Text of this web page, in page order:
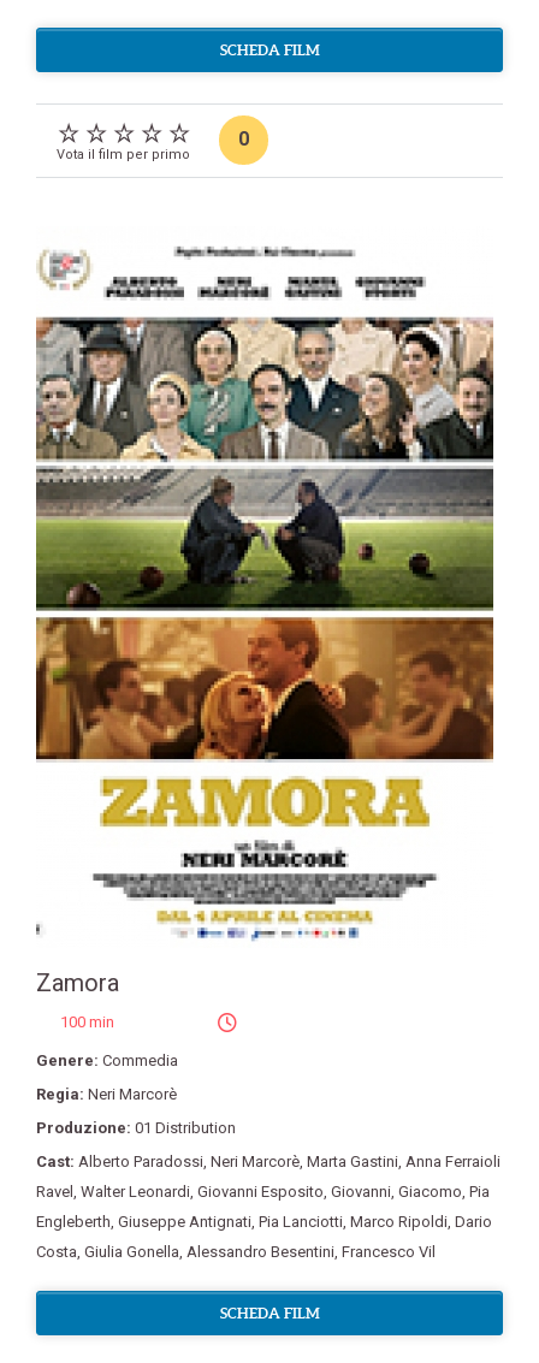
SCHEDA FILM
Vota il film per primo
0
Zamora
100 min
Genere: Commedia
Regia: Neri Marcorè
Produzione: 01 Distribution
Cast: Alberto Paradossi, Neri Marcorè, Marta Gastini, Anna Ferraioli
Ravel , Walter Leonardi, Giovanni Esposito, Giovanni, Giacomo, Pia
Engleberth, Giuseppe Antignati, Pia Lanciotti, Marco Ripoldi, Dario
Costa, Giulia Gonella, Alessandro Besentini, Francesco Vil
SCHEDA FILM